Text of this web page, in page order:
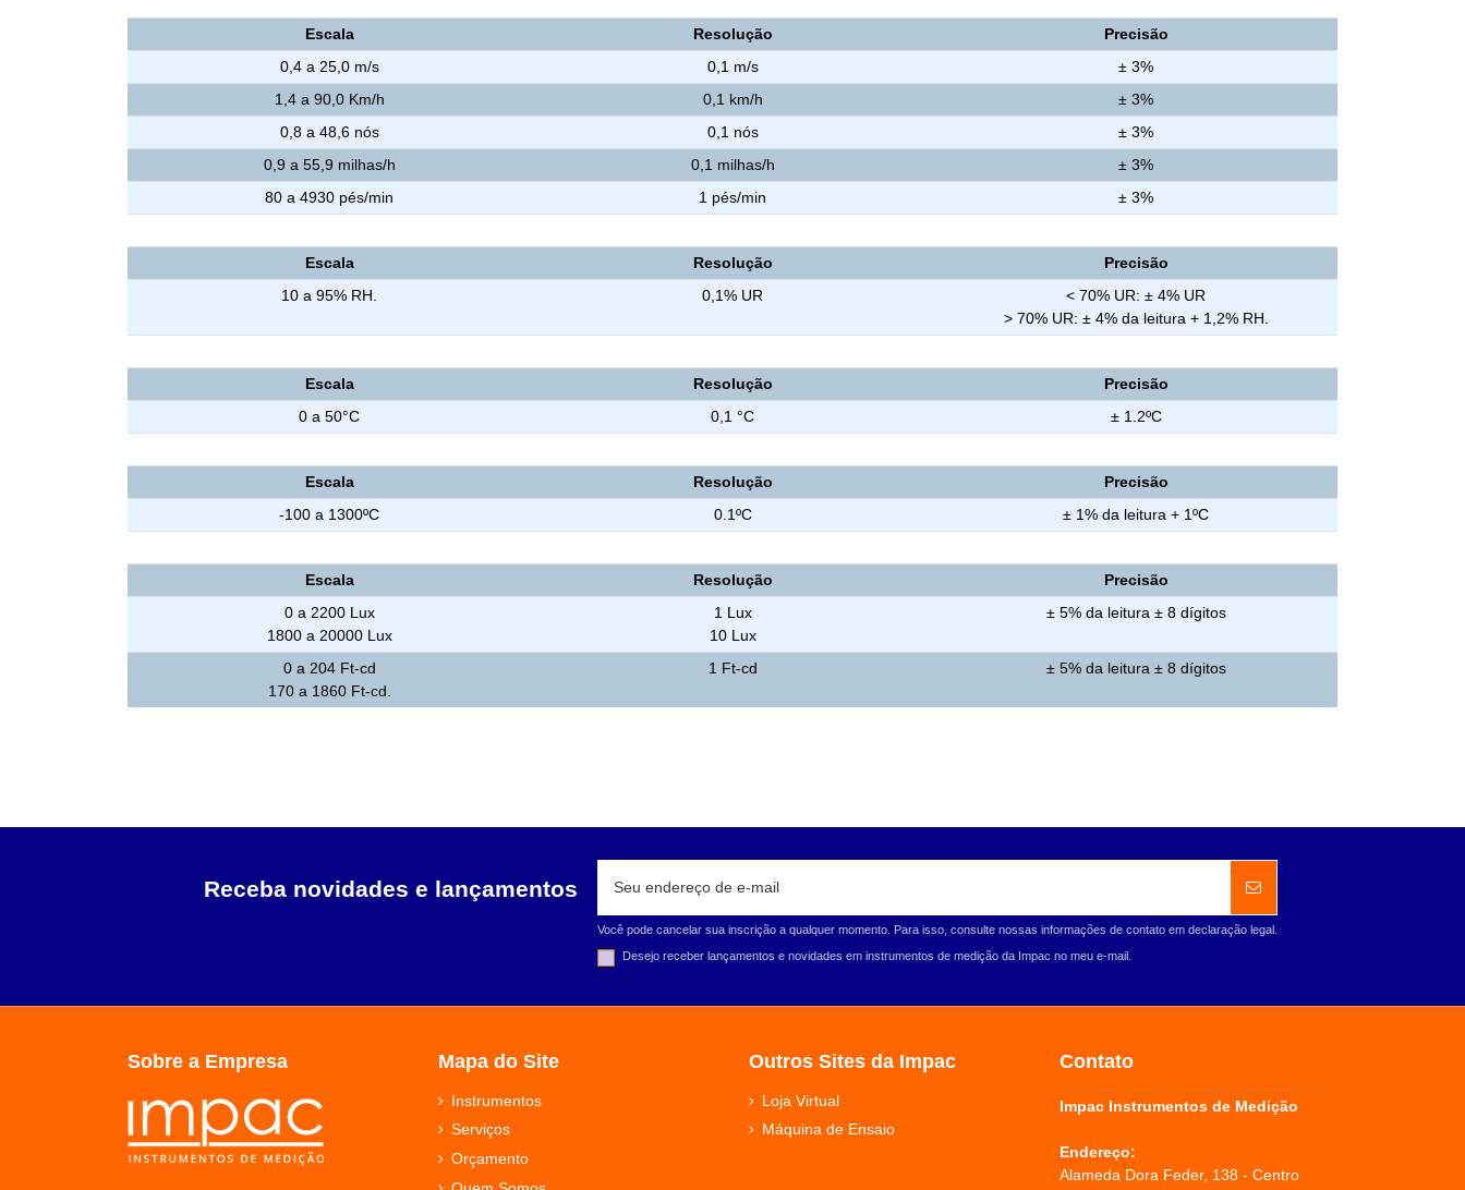
Escala
Resolução
Precisão
0,4 a 25,0 m/s
0,1 m/s
± 3%
1,4 a 90,0 Km/h
0,1 km/h
± 3%
0,8 a 48,6 nós
0,1 nós
± 3%
0,9 a 55,9 milhas/h
0,1 milhas/h
± 3%
80 a 4930 pés/min
1 pés/min
± 3%
Escala
Resolução
Precisão
10 a 95% RH.
0,1% UR
< 70% UR: ± 4% UR
> 70% UR: ± 4% da leitura + 1,2% RH.
Escala
Resolução
Precisão
0 a 50°C
0,1 °C
± 1.2ºC
Escala
Resolução
Precisão
-100 a 1300ºC
0.1ºC
± 1% da leitura + 1ºC
Escala
Resolução
Precisão
0 a 2200 Lux
1800 a 20000 Lux
1 Lux
10 Lux
± 5% da leitura ± 8 dígitos
0 a 204 Ft-cd
170 a 1860 Ft-cd.
1 Ft-cd ± 5% da leitura ± 8 dígitos
Receba novidades e lançamentos
Você pode cancelar sua inscrição a qualquer momento. Para isso, consulte nossas informações de contato em declaração legal.
Desejo receber lançamentos e novidades em instrumentos de medição da Impac no meu e-mail.
Sobre a Empresa Mapa do Site
Instrumentos
Serviços
Orçamento
Outros Sites da Impac
Loja Virtual
Máquina de Ensaio
Contato
Impac Instrumentos de Medição
Endereço:
Alameda Dora Feder, 138 - Centro